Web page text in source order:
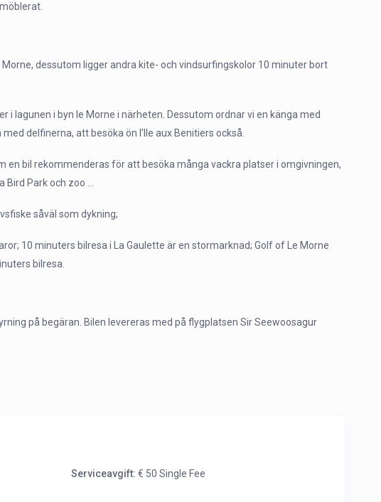
dessutom ligger andra kite- och vindsurfingskolor 10 minuter bort
i lagunen i byn le Morne i närheten. Dessutom ordnar vi en känga med
delfinerna, att besöka ön l’Ile aux Benitiers också.
en bil rekommenderas för att besöka många vackra platser i omgivningen,
Park och zoo …
såväl som dykning;
10 minuters bilresa i La Gaulette är en stormarknad; Golf of Le Morne
bilresa.
på begäran. Bilen levereras med på flygplatsen Sir Seewoosagur
Serviceavgift: € 50 Single Fee